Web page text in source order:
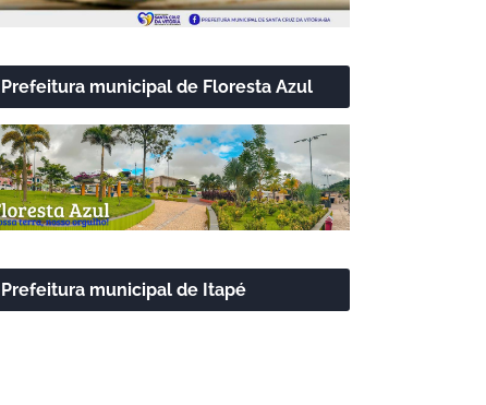
Prefeitura municipal de Floresta Azul
Prefeitura municipal de Itapé